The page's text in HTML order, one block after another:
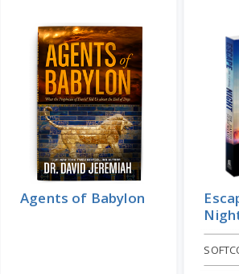
Aprenda más
Agents of Babylon